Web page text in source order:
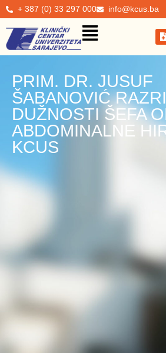
+ 387 (0) 33 297 000 info@kcus.ba
PRIM. DR. JUSUF
ŠABANOVIĆ
DUŽNOSTI ŠEFA
ABDOMINALNE
KCUS